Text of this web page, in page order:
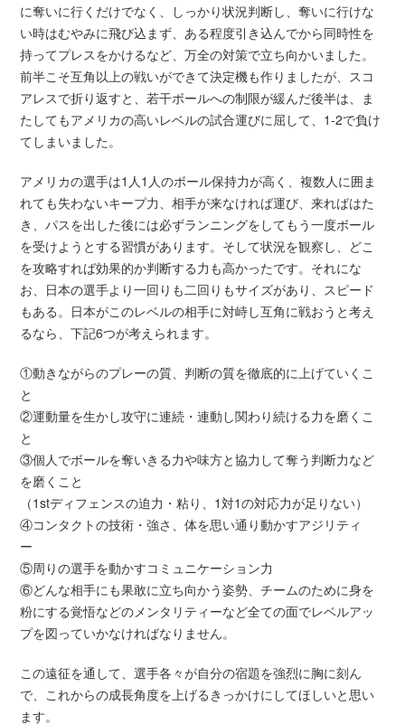
に奪いに行くだけでなく、しっかり状況判断し、奪いに行けな
い時はむやみに飛び込まず、ある程度引き込んでから同時性を
持ってプレスをかけるなど、万全の対策で立ち向かいました。
前半こそ互角以上の戦いができて決定機も作りましたが、スコ
アレスで折り返すと、若干ボールへの制限が緩んだ後半は、ま
たしてもアメリカの高いレベルの試合運びに屈して、1-2で負け
てしまいました。
アメリカの選手は1人1人のボール保持力が高く、複数人に囲ま
れても失わないキープ力、相手が来なければ運び、来ればはた
き、パスを出した後には必ずランニングをしてもう一度ボール
を受けようとする習慣があります。そして状況を観察し、どこ
を攻略すれば効果的か判断する力も高かったです。それにな
お、日本の選手より一回りも二回りもサイズがあり、スピード
もある。日本がこのレベルの相手に対峙し互角に戦おうと考え
るなら、下記6つが考えられます。
①動きながらのプレーの質、判断の質を徹底的に上げていくこ
と
②運動量を生かし攻守に連続・連動し関わり続ける力を磨くこ
と
③個人でボールを奪いきる力や味方と協力して奪う判断力など
を磨くこと
（1stディフェンスの迫力・粘り、1対1の対応力が足りない）
④コンタクトの技術・強さ、体を思い通り動かすアジリティ
ー
⑤周りの選手を動かすコミュニケーション力
⑥どんな相手にも果敢に立ち向かう姿勢、チームのために身を
粉にする覚悟などのメンタリティーなど全ての面でレベルアッ
プを図っていかなければなりません。
この遠征を通して、選手各々が自分の宿題を強烈に胸に刻ん
で、これからの成長角度を上げるきっかけにしてほしいと思い
ます。